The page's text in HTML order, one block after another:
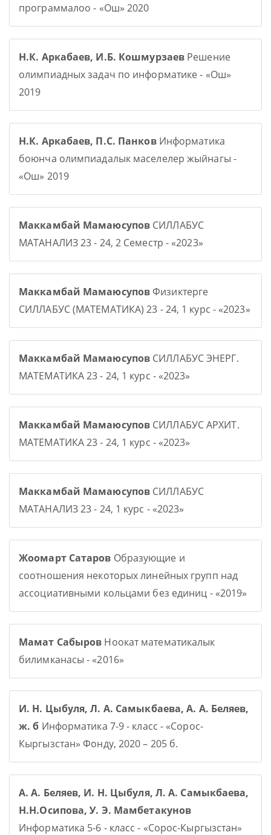
программалоо - «Ош» 2020
Н.К. Аркабаев, И.Б. Кошмурзаев Решение
олимпиадных задач по информатике - «Ош»
2019
Н.К. Аркабаев, П.С. ПанковИнформатика
боюнча олимпиадалык маселелер жыйнагы -
«Ош» 2019
Маккамбай Мамаюсупов СИЛЛАБУС
МАТАНАЛИЗ 23 - 24, 2 Семестр - «2023»
Маккамбай МамаюсуповФизиктерге
СИЛЛАБУС (МАТЕМАТИКА) 23 - 24, 1 курс - «2023»
Маккамбай Мамаюсупов СИЛЛАБУС ЭНЕРГ.
МАТЕМАТИКА 23 - 24, 1 курс - «2023»
Маккамбай Мамаюсупов СИЛЛАБУС АРХИТ.
МАТЕМАТИКА 23 - 24, 1 курс - «2023»
Маккамбай Мамаюсупов СИЛЛАБУС
МАТАНАЛИЗ 23 - 24, 1 курс - «2023»
Жоомарт Сатаров Образующие и
соотношения некоторых линейных групп над
ассоциативными кольцами без единиц - «2019»
Мамат Сабыров Ноокат математикалык
билимканасы - «2016»
И. Н. Цыбуля, Л. А. Самыкбаева, А. А. Беляев,
ж. б Информатика 7-9 - класс - «Сорос-
Кыргызстан» Фонду, 2020 – 205 б.
А. А. Беляев, И. Н. Цыбуля, Л. А. Самыкбаева,
Н.Н.Осипова, У. Э. Мамбетакунов
Информатика 5-6 - класс - «Сорос-Кыргызстан»